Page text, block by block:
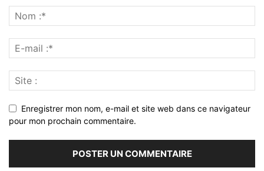
Enregistrer mon nom, e-mail et site web dans ce navigateur
pour mon prochain commentaire.